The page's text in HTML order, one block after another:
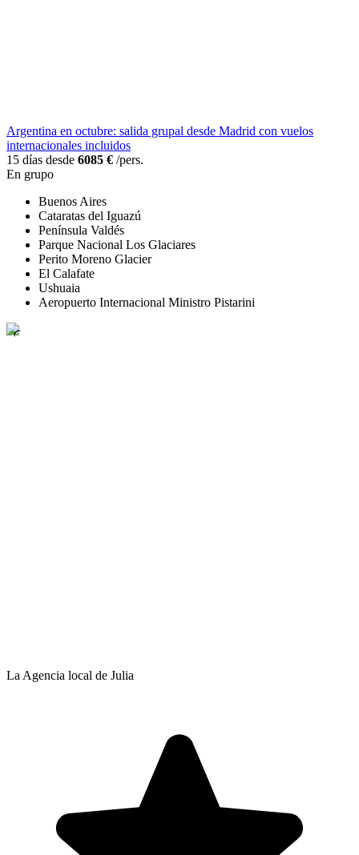
Argentina en octubre: salida grupal desde Madrid con vuelos
internacionales incluidos
15 días desde 6085 € /pers.
En grupo
Buenos Aires
Cataratas del Iguazú
Península Valdés
Parque Nacional Los Glaciares
Perito Moreno Glacier
El Calafate
Ushuaia
Aeropuerto Internacional Ministro Pistarini
La Agencia local de Julia